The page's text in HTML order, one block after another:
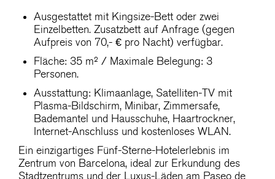
Ausgestattet mit Kingsize-Bett oder zwei
Einzelbetten. Zusatzbett auf Anfrage (gegen
Aufpreis von 70,- € pro Nacht) verfügbar.
Fläche: 35 m² / Maximale Belegung: 3
Personen.
Ausstattung: Klimaanlage, Satelliten-TV mit
Plasma-Bildschirm, Minibar, Zimmersafe,
Bademantel und Hausschuhe, Haartrockner,
Internet-Anschluss und kostenloses WLAN.
Ein einzigartiges Fünf-Sterne-Hotelerlebnis im
Zentrum von Barcelona, ideal zur Erkundung des
Stadtzentrums und der Luxus-Läden am Paseo de